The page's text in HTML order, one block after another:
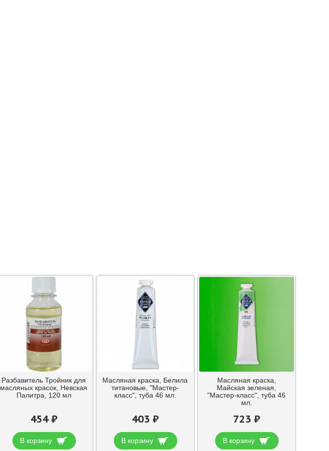
Разбавитель Тройник для
масляных красок, Невская
Палитра, 120 мл
454 ₽
В корзину
Масляная краска, Белила
титановые, "Мастер-
класс", туба 46 мл.
403 ₽
В корзину
Масляная краска,
Майская зеленая,
"Мастер-класс", туба 46
мл.
723 ₽
В корзину